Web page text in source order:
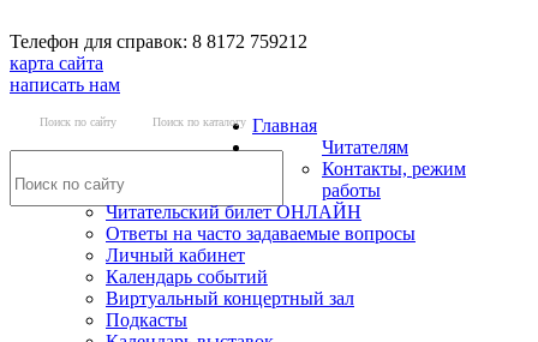
Телефон для справок: 8 8172 759212
карта сайта
написать нам
Поиск по сайту Поиск по каталогу Главная
Читателям
Контакты, режим
работы
Читательский билет ОНЛАЙН
Ответы на часто задаваемые вопросы
Личный кабинет
Календарь событий
Виртуальный концертный зал
Подкасты